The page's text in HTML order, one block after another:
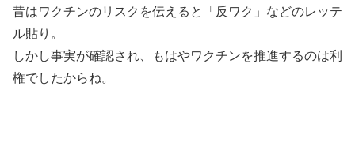
昔はワクチンのリスクを伝えると「反ワク」などのレッテ
ル貼り。
しかし事実が確認され、もはやワクチンを推進するのは利
権でしたからね。